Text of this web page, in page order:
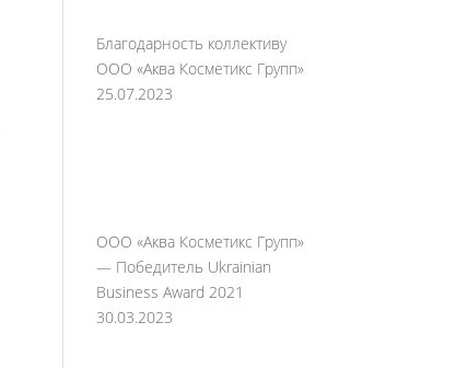
Благодарность коллективу
ООО «Аква Косметикс Групп»
25.07.2023
ООО «Аква Косметикс Групп»
— Победитель Ukrainian
Business Award 2021
30.03.2023